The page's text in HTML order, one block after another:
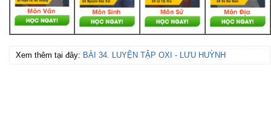
Xem thêm tại đây: BÀI 34. LUYỆN TẬP OXI - LƯU HUỲNH